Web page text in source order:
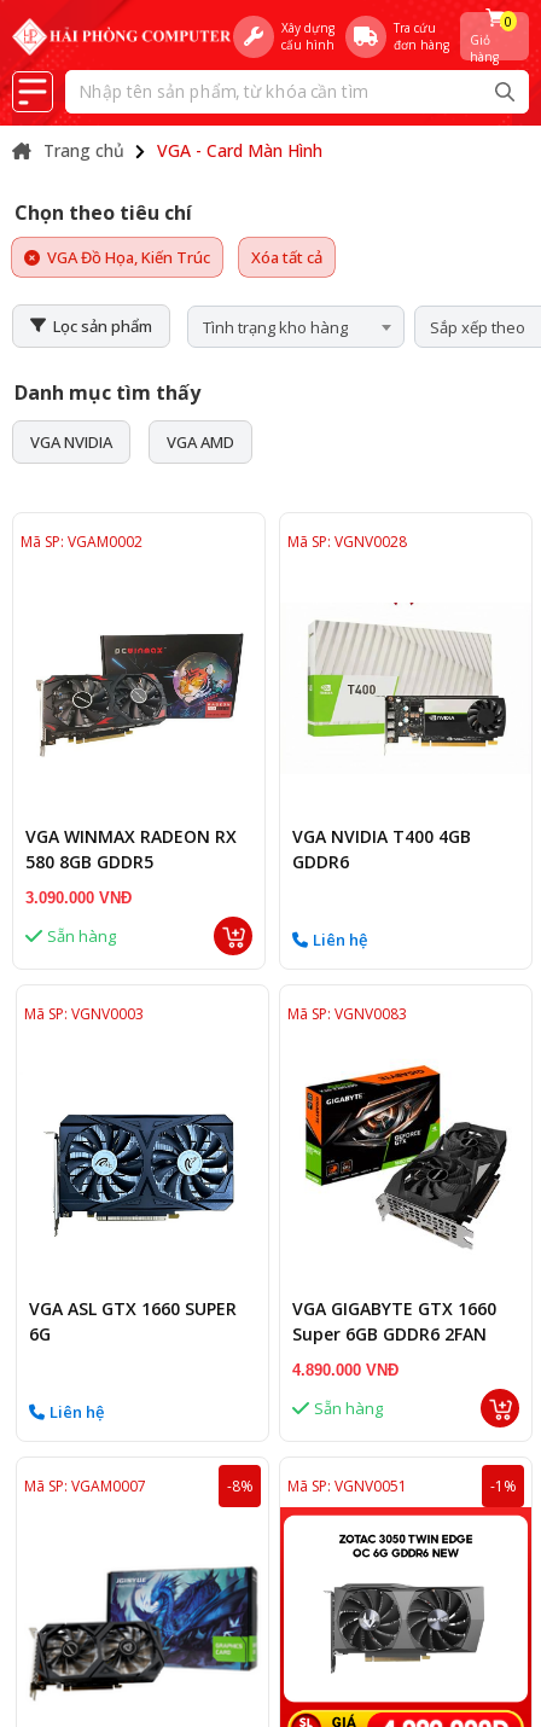
Xây dựng
cấu hình
Tra cứu
đơn hàng
Giỏ
hàng
0
Trang chủ VGA - Card Màn Hình
Chọn theo tiêu chí
VGA Đồ Họa, Kiến Trúc Xóa tất cả
Lọc sản phẩm Tình trạng kho hàng Sắp xếp theo
Danh mục tìm thấy
VGA NVIDIA VGA AMD
Mã SP: VGAM0002
VGA WINMAX RADEON RX
580 8GB GDDR5
3.090.000 VNĐ
Sẵn hàng
Mã SP: VGNV0028
VGA NVIDIA T400 4GB
GDDR6
Liên hệ
Mã SP: VGNV0003
VGA ASL GTX 1660 SUPER
6G
Liên hệ
Mã SP: VGNV0083
VGA GIGABYTE GTX 1660
Super 6GB GDDR6 2FAN
4.890.000 VNĐ
Sẵn hàng
Mã SP: VGAM0007 -8% Mã SP: VGNV0051 -1%